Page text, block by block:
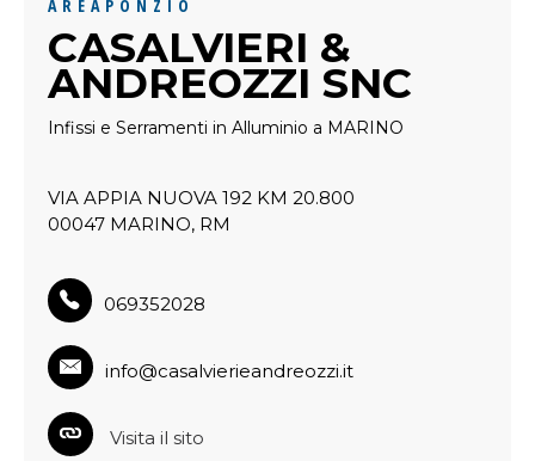
AREAPONZIO
CASALVIERI &
ANDREOZZI SNC
Infissi e Serramenti in Alluminio a MARINO
VIA APPIA NUOVA 192 KM 20.800
00047 MARINO, RM
069352028
info@casalvierieandreozzi.it
Visita il sito